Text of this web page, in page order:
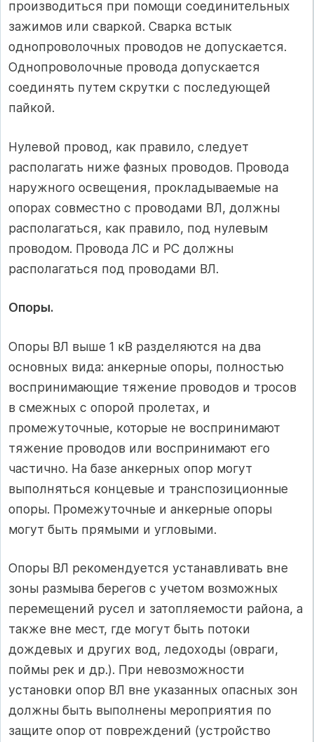
производиться при помощи соединительных
зажимов или сваркой. Сварка встык
однопроволочных проводов не допускается.
Однопроволочные провода допускается
соединять путем скрутки с последующей
пайкой.
Нулевой провод, как правило, следует
располагать ниже фазных проводов. Провода
наружного освещения, прокладываемые на
опорах совместно с проводами ВЛ, должны
располагаться, как правило, под нулевым
проводом. Провода ЛС и PC должны
располагаться под проводами ВЛ.
Опоры.
Опоры ВЛ выше 1 кВ разделяются на два
основных вида: анкерные опоры, полностью
воспринимающие тяжение проводов и тросов
в смежных с опорой пролетах, и
промежуточные, которые не воспринимают
тяжение проводов или воспринимают его
частично. На базе анкерных опор могут
выполняться концевые и транспозиционные
опоры. Промежуточные и анкерные опоры
могут быть прямыми и угловыми.
Опоры ВЛ рекомендуется устанавливать вне
зоны размыва берегов с учетом возможных
перемещений русел и затопляемости района, а
также вне мест, где могут быть потоки
дождевых и других вод, ледоходы (овраги,
поймы рек и др.). При невозможности
установки опор ВЛ вне указанных опасных зон
должны быть выполнены мероприятия по
защите опор от повреждений (устройство